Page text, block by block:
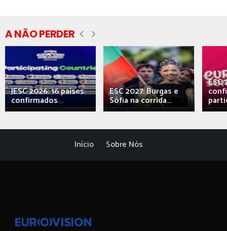
A NÃO PERDER
JESC 2026: 16 países
confirmados
ESC 2027: Burgas e
Sófia na corrida...
ESC
Início Sobre Nós